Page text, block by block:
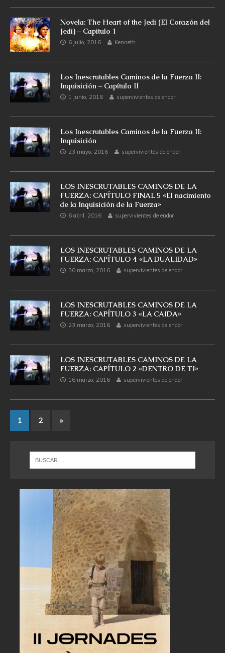
Novela: The Heart of the Jedi (El Corazón del
Jedi) – Capitulo 1
6 julio, 2016 Kenneth
Los Inescrutables Caminos de la Fuerza II:
Inquisición – Capítulo II
1 junio, 2016 supervivientes de endor
Los Inescrutables Caminos de la Fuerza II:
Inquisición
23 mayo, 2016 supervivientes de endor
LOS INESCRUTABLES CAMINOS DE LA
FUERZA: CAPÍTULO FINAL 5 «El nacimiento
de la Inquisición de la Fuerza»
6 abril, 2016 supervivientes de endor
LOS INESCRUTABLES CAMINOS DE LA
FUERZA: CAPÍTULO 4 «LA DUALIDAD»
30 marzo, 2016 supervivientes de endor
LOS INESCRUTABLES CAMINOS DE LA
FUERZA: CAPÍTULO 3 «LA CAIDA»
23 marzo, 2016 supervivientes de endor
LOS INESCRUTABLES CAMINOS DE LA
FUERZA: CAPÍTULO 2 «DENTRO DE TI»
16 marzo, 2016 supervivientes de endor
1 2 »